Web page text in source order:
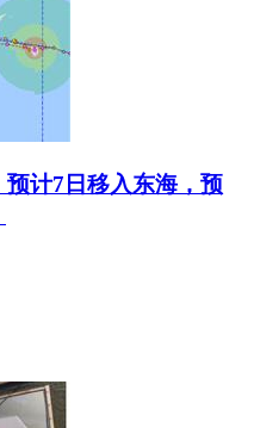
计7日移入东海，预